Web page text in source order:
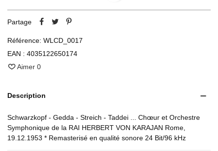
Partage
Référence: WLCD_0017
EAN : 4035122650174
Aimer 0
Description
Schwarzkopf - Gedda - Streich - Taddei ... Chœur et Orchestre
Symphonique de la RAI HERBERT VON KARAJAN Rome,
19.12.1953 * Remasterisé en qualité sonore 24 Bit/96 kHz